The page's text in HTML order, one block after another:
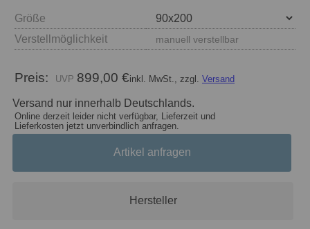
Größe
Verstellmöglichkeit
manuell verstellbar
Preis: 899,00 €inkl. MwSt., zzgl. Versand
Versand nur innerhalb Deutschlands.
Online derzeit leider nicht verfügbar, Lieferzeit und
Lieferkosten jetzt unverbindlich anfragen.
Artikel anfragen
Hersteller